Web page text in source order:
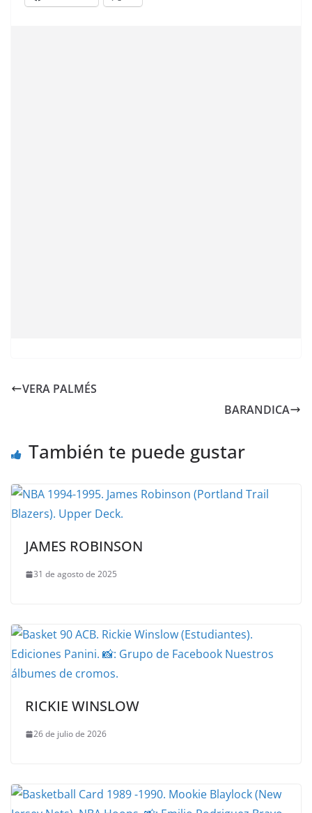
VERA PALMÉS
BARANDICA
También te puede gustar
JAMES ROBINSON
31 de agosto de 2025
RICKIE WINSLOW
26 de julio de 2026